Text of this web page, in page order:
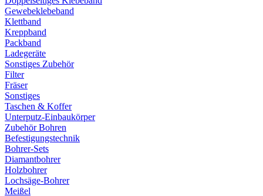
Gewebeklebeband
Klettband
Kreppband
Packband
Ladegeräte
Sonstiges Zubehör
Filter
Fräser
Sonstiges
Taschen & Koffer
Unterputz-Einbaukörper
Zubehör Bohren
Befestigungstechnik
Bohrer-Sets
Diamantbohrer
Holzbohrer
Lochsäge-Bohrer
Meißel